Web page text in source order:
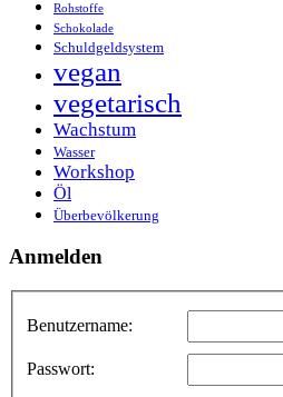
Rohstoffe
Schokolade
Schuldgeldsystem
vegan
vegetarisch
Wachstum
Wasser
Workshop
Öl
Überbevölkerung
Anmelden
Benutzername:
Passwort: